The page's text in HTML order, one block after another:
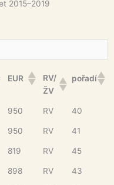
2015–2019
EUR
RV/
ŽV
pořadí
950 RV 40
950 RV 41
819 RV 45
898 RV 43